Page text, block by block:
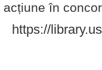
acțiune în
https://